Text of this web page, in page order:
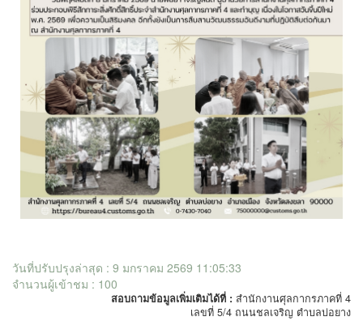
วันที่ปรับปรุงล่าสุด : 9 มกราคม 2569 11:05:33
จำนวนผู้เข้าชม : 100
สอบถามข้อมูลเพิ่มเติมได้ที่ : สำนักงานศุลกากรภาคที่ 4
เลขที่ 5/4 ถนนชลเจริญ ตำบลบ่อยาง